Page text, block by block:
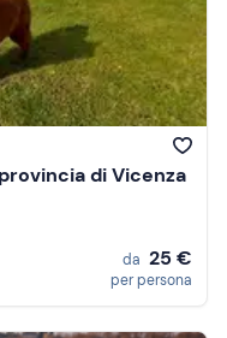
di Vicenza
da 25 €
per persona